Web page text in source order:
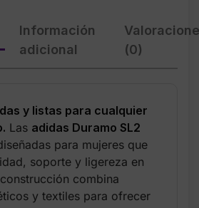
Información
adicional
(0)
y listas para cualquier
Las adidas Duramo SL2
para mujeres que
soporte y ligereza en
combina
y textiles para ofrecer